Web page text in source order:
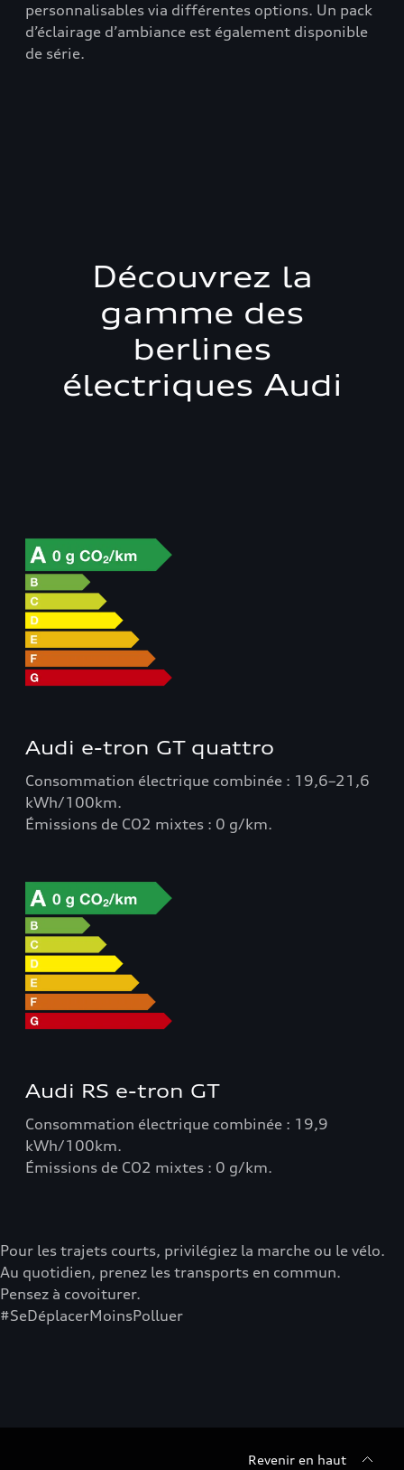
personnalisables via différentes options. Un pack
d’éclairage d’ambiance est également disponible
de série.
Découvrez la
gamme des
berlines
électriques Audi
Audi e-tron GT quattro
Consommation électrique combinée : 19,6–21,6
kWh/100km.
Émissions de CO2 mixtes : 0 g/km.
Audi RS e-tron GT
Consommation électrique combinée : 19,9
kWh/100km.
Émissions de CO2 mixtes : 0 g/km.
Pour les trajets courts, privilégiez la marche ou le vélo.
Au quotidien, prenez les transports en commun.
Pensez à covoiturer.
#SeDéplacerMoinsPolluer
Revenir en haut